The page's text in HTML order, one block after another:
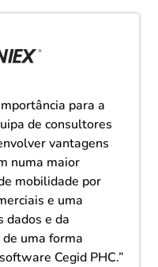
para a
de consultores
vantagens
numa maior
mobilidade por
e uma
dados e da
uma forma
Cegid PHC.”